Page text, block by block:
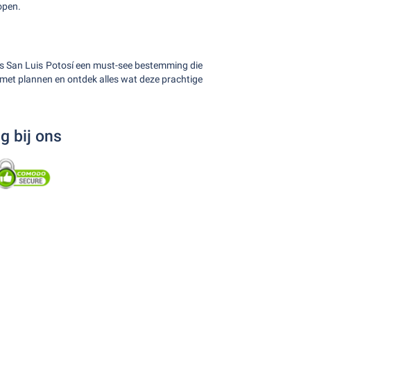
Luis Potosí een must-see bestemming die
plannen en ontdek alles wat deze prachtige
bij ons